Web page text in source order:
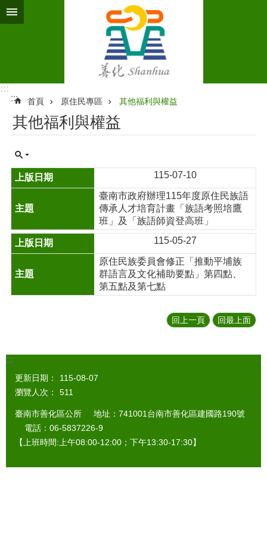
跳到主要內容區塊
:::
:::
首頁 原住民專區 其他福利與權益
其他福利與權益
115-07-10
臺南市政府辦理115年度原住民族語
傳承人才培育計畫「族語考照培鷹
班」及「族語師資登高班」
115-05-27
原住民族委員會修正「推動平埔族
群語言及文化補助要點」第四點、
第五點及第七點
回上一頁 回最上面
:::
更新日期：
115-08-07
瀏覽人次：
511
臺南市善化區公所 地址：741001台南市善化區建國路190號
電話：06-5837226-9
【上班時間:上午08:00-12:00；下午13:30-17:30】